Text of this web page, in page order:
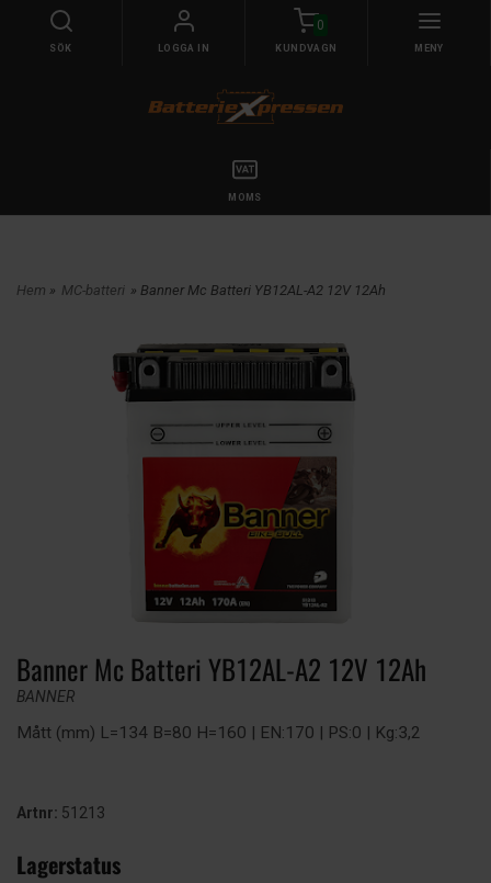
SÖK LOGGA IN
0
KUNDVAGN MENY
MOMS
Hem » MC-batteri » Banner Mc Batteri YB12AL-A2 12V 12Ah
Banner Mc Batteri YB12AL-A2 12V 12Ah
BANNER
Mått (mm) L=134 B=80 H=160 | EN:170 | PS:0 | Kg:3,2
Artnr: 51213
Lagerstatus